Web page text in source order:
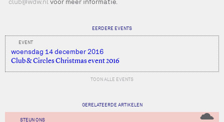
club@wdw.nlvoor meer informatie.
EERDERE EVENTS
EVENT
woensdag 14 december 2016
Club & Circles Christmas event 2016
TOON ALLE EVENTS
GERELATEERDE ARTIKELEN
STEUN ONS